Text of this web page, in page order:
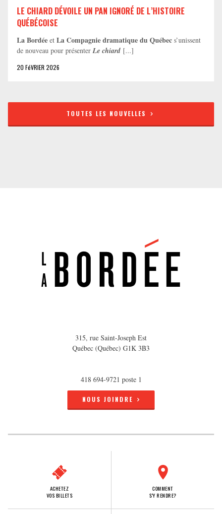
LE CHIARD DÉVOILE UN PAN IGNORÉ DE L’HISTOIRE
QUÉBÉCOISE
La Bordée et La Compagnie dramatique du Québec s’unissent
de nouveau pour présenter Le chiard [...]
20 FéVRIER 2026
TOUTES LES NOUVELLES
315, rue Saint-Joseph Est
Québec (Québec) G1K 3B3
418 694-9721 poste 1
NOUS JOINDRE
ACHETEZ
VOS BILLETS
COMMENT
S'Y RENDRE?